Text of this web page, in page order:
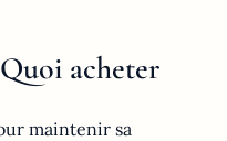
acheter
maintenir sa